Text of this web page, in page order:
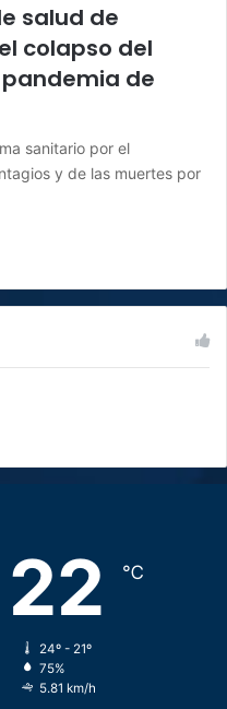
salud de
colapso del
de
sanitario por el
y de las muertes por
22 ℃
24º - 21º
75%
5.81 km/h